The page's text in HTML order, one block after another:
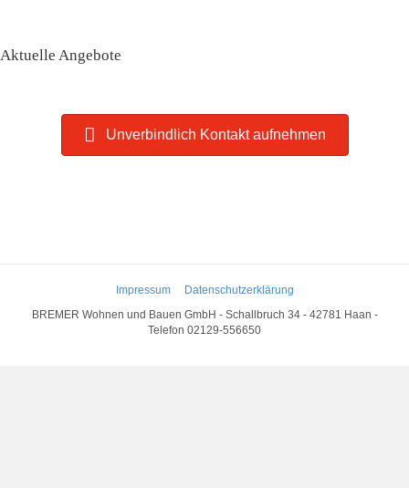
Aktuelle Angebote
Unverbindlich Kontakt aufnehmen
Impressum
Datenschutzerklärung
BREMER Wohnen und Bauen GmbH - Schallbruch 34 - 42781 Haan -
Telefon 02129-556650